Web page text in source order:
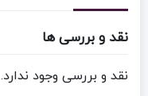
نقد و بررسی ها
نقد و بررسی وجود ندارد.